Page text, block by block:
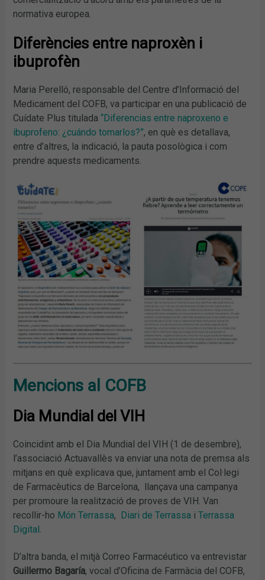
normativa europea.
Diferències entre naproxèn i
ibuprofèn
Maria Perelló, responsable del Centre d’Informació del
Medicament del COFB, va participar en una publicació de
Cuídate Plus titulada“Diferencias entre naproxeno e
ibuprofeno: ¿cuándo tomarlos?”, en què es detallava,
entre d’altres, la indicació, la pauta posològica i com
prendre aquests medicaments.
Mencions al COFB
Dia Mundial del VIH
Coincidint amb el Dia Mundial del VIH (1 de desembre),
l’associació Actuavallès va enviar una nota de premsa als
mitjans en què explicava que, juntament amb el Col·legi
de Farmacèutics de Barcelona, llançava una campanya
per promoure la realització de proves de VIH. Van
recollir-ho Món Terrassa, Diari de Terrassa iTerrassa
Digital
D’altra banda, el mitjà Correo Farmacéutico va entrevistar
Guillermo Bagaría, vocal d’Oficina de Farmàcia del COFB,